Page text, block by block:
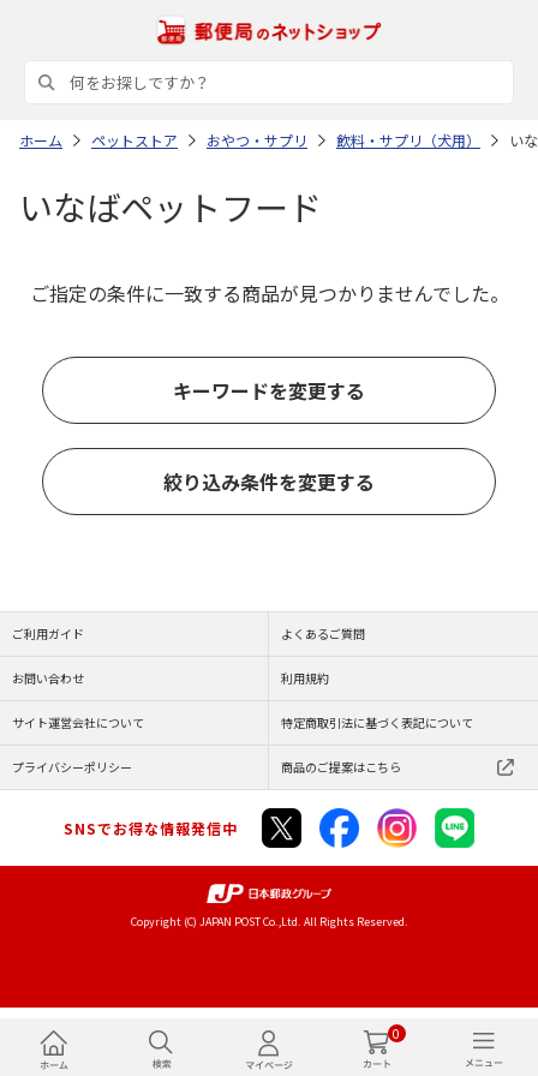
0
ホーム ペットストア おやつ・サプリ 飲料・サプリ（犬用） い
いなばペットフード
ご指定の条件に一致する商品が見つかりませんでした。
キーワードを変更する
絞り込み条件を変更する
ご利用ガイド よくあるご質問
お問い合わせ 利用規約
サイト運営会社について 特定商取引法に基づく表記について
プライバシーポリシー 商品のご提案はこちら
SNSでお得な情報発信中
Copyright (C) JAPAN POST Co.,Ltd. All Rights Reserved.